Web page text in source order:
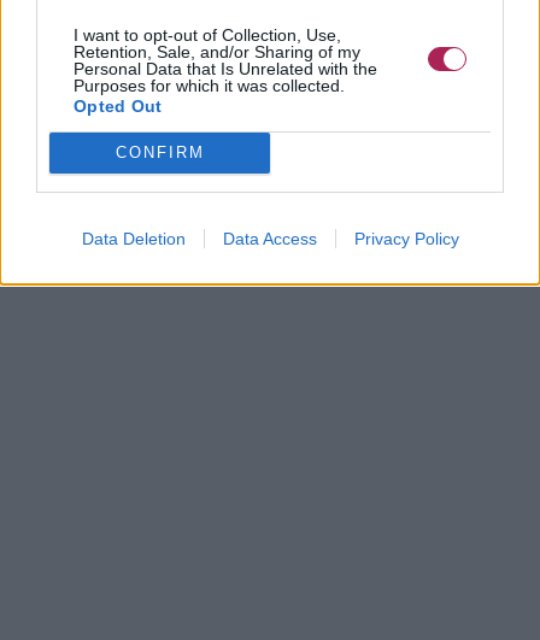
I want to opt-out of Collection, Use,
Retention, Sale, and/or Sharing of my
Personal Data that Is Unrelated with the
Purposes for which it was collected.
Opted Out
CONFIRM
Data Deletion Data Access Privacy Policy